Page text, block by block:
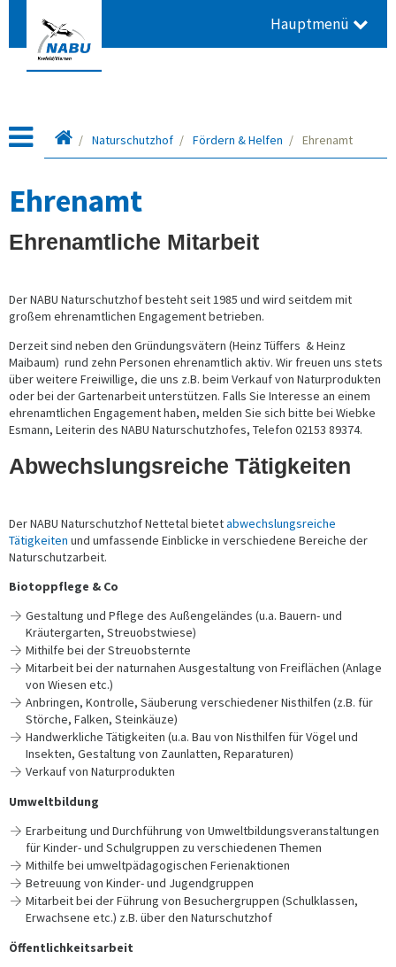
Hauptmenü
Startseite
Naturschutzhof Fördern & Helfen Ehrenamt
Ehrenamt
Ehrenamtliche Mitarbeit
Der NABU Naturschutzhof besteht seit 1985 und wird seitdem mit
großem ehrenamtlichen Engagement betrieben.
Derzeit sind neben den Gründungsvätern (Heinz Tüffers & Heinz
Maibaum) rund zehn Personen ehrenamtlich aktiv. Wir freuen uns stets
über weitere Freiwillige, die uns z.B. beim Verkauf von Naturprodukten
oder bei der Gartenarbeit unterstützen. Falls Sie Interesse an einem
ehrenamtlichen Engagement haben, melden Sie sich bitte bei Wiebke
Esmann, Leiterin des NABU Naturschutzhofes, Telefon 02153 89374.
Abwechslungsreiche Tätigkeiten
Der NABU Naturschutzhof Nettetal bietetabwechslungsreiche
Tätigkeiten und umfassende Einblicke in verschiedene Bereiche der
Naturschutzarbeit.
Biotoppflege & Co
Gestaltung und Pflege des Außengeländes (u.a. Bauern- und
Kräutergarten, Streuobstwiese)
Mithilfe bei der Streuobsternte
Mitarbeit bei der naturnahen Ausgestaltung von Freiflächen (Anlage
von Wiesen etc.)
Anbringen, Kontrolle, Säuberung verschiedener Nisthilfen (z.B. für
Störche, Falken, Steinkäuze)
Handwerkliche Tätigkeiten (u.a. Bau von Nisthilfen für Vögel und
Insekten, Gestaltung von Zaunlatten, Reparaturen)
Verkauf von Naturprodukten
Umweltbildung
Erarbeitung und Durchführung von Umweltbildungsveranstaltungen
für Kinder- und Schulgruppen zu verschiedenen Themen
Mithilfe bei umweltpädagogischen Ferienaktionen
Betreuung von Kinder- und Jugendgruppen
Mitarbeit bei der Führung von Besuchergruppen (Schulklassen,
Erwachsene etc.) z.B. über den Naturschutzhof
Öffentlichkeitsarbeit